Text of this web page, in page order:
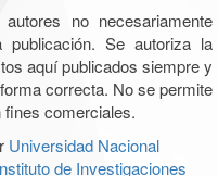
no necesariamente
Se autoriza la
aquí publicados siempre y
correcta. No se permite
fines comerciales.
Universidad Nacional
de Investigaciones